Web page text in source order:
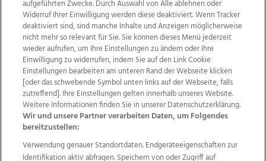
Wir über uns Mediadaten Kontakt
Jobs
Datenschutz
Impressum
AGB Anzeigekunden
AGB Website
Ehrenkodex Politische Werbung
aufgeführten Zwecke. Durch Auswahl von Alle ablehnen oder
Widerruf Ihrer Einwilligung werden diese deaktiviert. Wenn Tracker
deaktiviert sind, sind manche Inhalte und Anzeigen möglicherweise
nicht mehr so relevant für Sie. Sie können dieses Menü jederzeit
wieder aufrufen, um Ihre Einstellungen zu ändern oder Ihre
Einwilligung zu widerrufen, indem Sie auf den Link Cookie
Einstellungen bearbeiten am unteren Rand der Webseite klicken
[oder das schwebende Symbol unten links auf der Webseite, falls
zutreffend]. Ihre Einstellungen gelten innerhalb unseres Website.
Weitere Informationen finden Sie in unserer Datenschutzerklärung.
Wir und unsere Partner verarbeiten Daten, um Folgendes
bereitzustellen:
Verwendung genauer Standortdaten. Endgeräteeigenschaften zur
Identifikation aktiv abfragen. Speichern von oder Zugriff auf